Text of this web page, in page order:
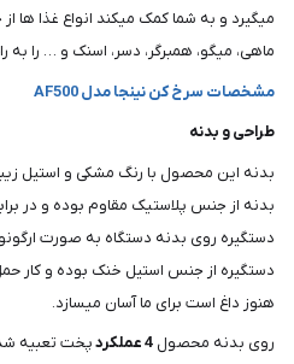
میگیرد و به شما کمک میکند انواع غذا ها
ماهی، میگو، همبرگر، دسر، اسنک و … را به
مشخصات سرخ کن نینجا مدل AF500
طراحی و بدنه
بدنه این محصول با رنگ مشکی و استیل
بدنه از جنس پلاستیک مقاوم بوده و در
دستگیره روی بدنه دستگاه به صورت
دستگیره از جنس استیل خنک بوده و کار
هنوز داغ است برای ما آسان میسازد.
روی بدنه محصول 4عملکردپخت تعبیه